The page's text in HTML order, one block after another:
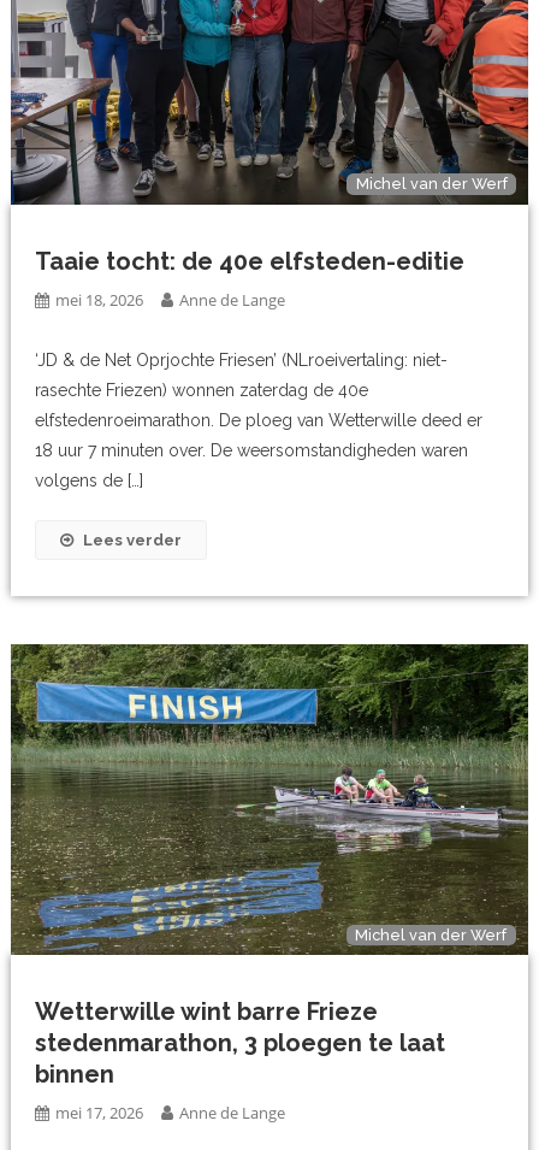
Michel van der Werf
Taaie tocht: de 40e elfsteden-editie
mei 18, 2026 Anne de Lange
‘JD & de Net Oprjochte Friesen’ (NLroeivertaling: niet-
rasechte Friezen) wonnen zaterdag de 40e
elfstedenroeimarathon. De ploeg van Wetterwille deed er
18 uur 7 minuten over. De weersomstandigheden waren
volgens de […]
Lees verder
Michel van der Werf
Wetterwille wint barre Frieze
stedenmarathon, 3 ploegen te laat
binnen
mei 17, 2026 Anne de Lange